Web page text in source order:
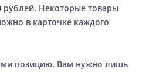
рублей. Некоторые товары
в карточке каждого
позицию. Вам нужно лишь